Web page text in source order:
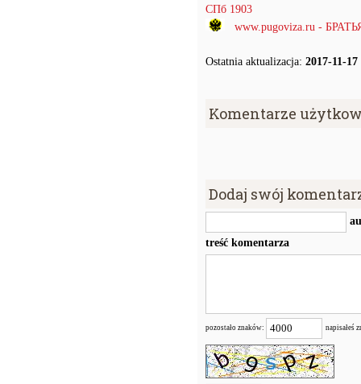
СПб 1903
www.pugoviza.ru -
Ostatnia aktualizacja: 2017-11-17
Komentarze
Dodaj swój
treść komentarza
pozostało znaków: napisałeś